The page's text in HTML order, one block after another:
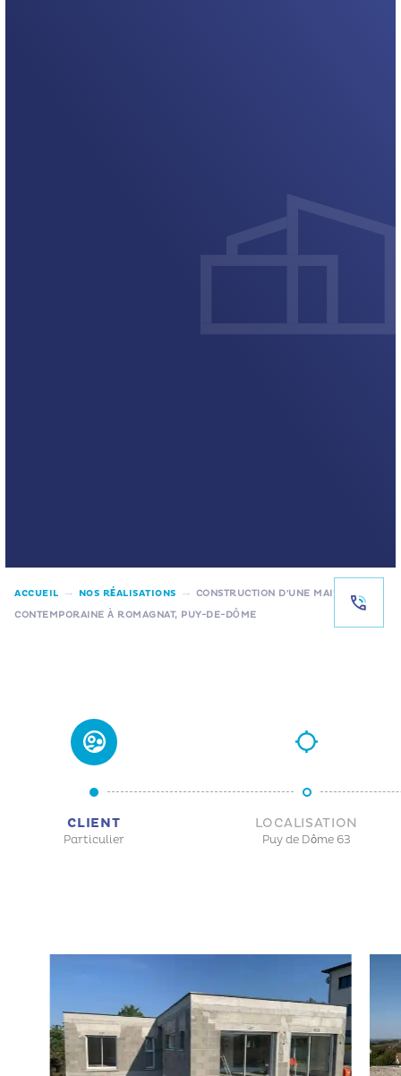
ACCUEIL → NOS RÉALISATIONS → CONSTRUCTION D’UNE MAISON
CONTEMPORAINE À ROMAGNAT, PUY-DE-DÔME
CLIENT
Particulier
LOCALISATION
Puy de Dôme 63